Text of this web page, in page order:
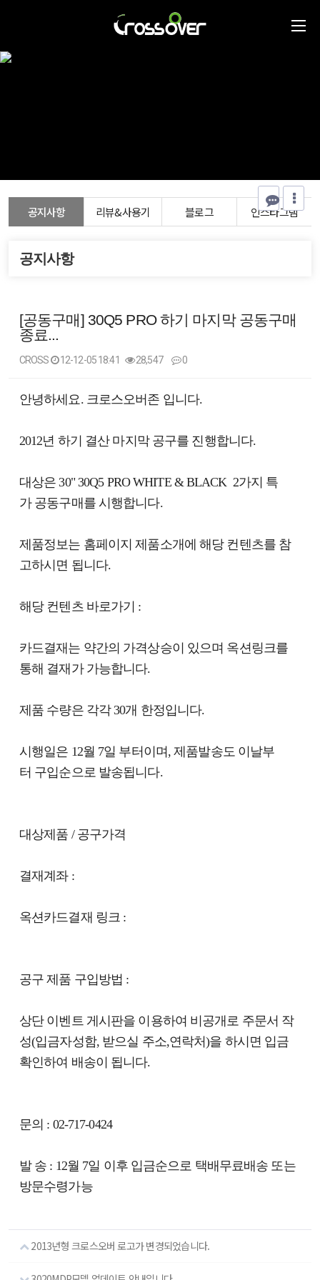
공지사항 리뷰&사용기 블로그 인스타그램
공지사항
[공동구매] 30Q5 PRO 하기 마지막 공동구매
종료...
CROSS 12-12-05 18:41 28,547 0
본문
안녕하세요. 크로스오버존 입니다.
2012년 하기 결산 마지막 공구를 진행합니다.
대상은 30" 30Q5 PRO WHITE & BLACK 2가지 특
가 공동구매를 시행합니다.
제품정보는 홈페이지 제품소개에 해당 컨텐츠를 참
고하시면 됩니다.
해당 컨텐츠 바로가기 :
카드결재는 약간의 가격상승이 있으며 옥션링크를
통해 결재가 가능합니다.
제품 수량은 각각 30개 한정입니다.
시행일은 12월 7일 부터이며, 제품발송도 이날부
터 구입순으로 발송됩니다.
대상제품 / 공구가격
결재계좌 :
옥션카드결재 링크 :
공구 제품 구입방법 :
상단 이벤트 게시판을 이용하여 비공개로 주문서 작
성(입금자성함, 받으실 주소,연락처)을 하시면 입금
확인하여 배송이 됩니다.
문의 : 02-717-0424
발 송 : 12월 7일 이후 입금순으로 택배무료배송 또는
방문수령가능
2013년형 크로스오버 로고가 변경되었습니다.